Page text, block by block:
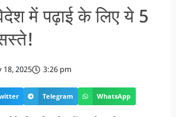
में पढ़ाई के लिए ये 5
18, 2025 3:26 pm
Telegram WhatsApp